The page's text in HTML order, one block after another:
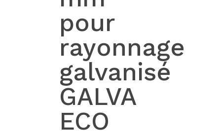
pour
rayonnage
galvanisé
GALVA
ECO